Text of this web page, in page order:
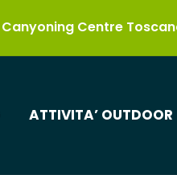
Canyoning Centre
ATTIVITA’ OUTDOOR